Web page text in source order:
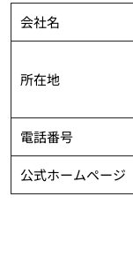
会社名
所在地
電話番号
公式ホームページ